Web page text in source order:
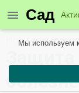
Сад
Новые
Мы используем